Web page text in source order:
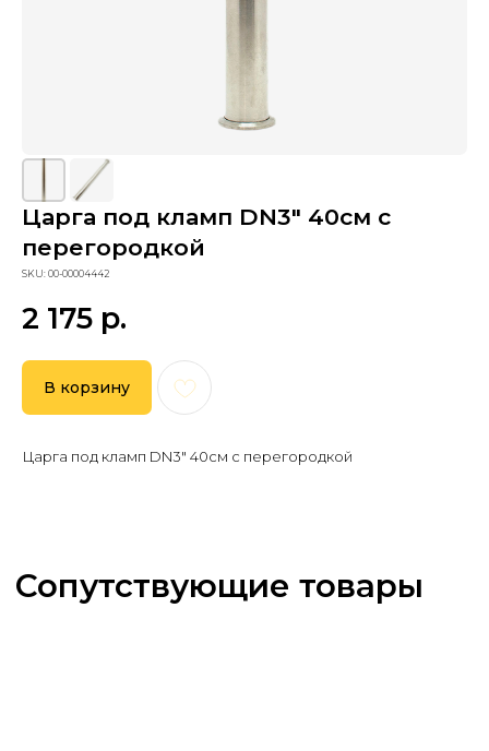
Царга под кламп DN3" 40см с
перегородкой
SKU:00-00004442
2 175 р.
В корзину
Царга под кламп DN3" 40см с перегородкой
Сопутствующие товары